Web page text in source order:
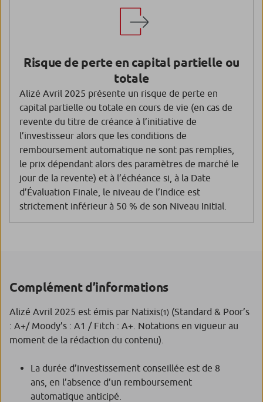
Risque de perte en capital partielle ou
totale
Alizé Avril 2025 présente un risque de perte en
capital partielle ou totale en cours de vie (en cas de
revente du titre de créance à l’initiative de
l’investisseur alors que les conditions de
remboursement automatique ne sont pas remplies,
le prix dépendant alors des paramètres de marché le
jour de la revente) et à l’échéance si, à la Date
d’Évaluation Finale, le niveau de l’Indice est
strictement inférieur à 50 % de son Niveau Initial.
Complément d’informations
Alizé Avril 2025 est émis par Natixis(1) (Standard & Poor’s
: A+/ Moody’s : A1 / Fitch : A+. Notations en vigueur au
moment de la rédaction du contenu).
La durée d’investissement conseillée est de 8
ans, en l’absence d’un remboursement
automatique anticipé.